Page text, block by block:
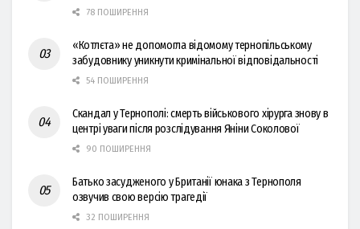
78 ПОШИРЕННЯ
«Котлєта» не допомогла відомому тернопільському
забудовнику уникнути кримінальної відповідальності
54 ПОШИРЕННЯ
Скандал у Тернополі: смерть військового хірурга знову в
центрі уваги після розслідування Яніни Соколової
90 ПОШИРЕННЯ
Батько засудженого у Британії юнака з Тернополя
озвучив свою версію трагедії
32 ПОШИРЕННЯ